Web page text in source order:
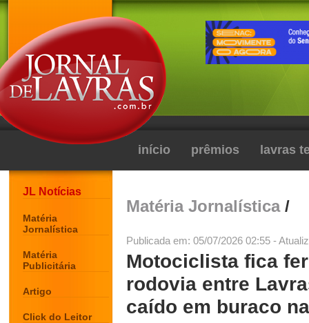
início prêmios lavras
JL Notícias
Matéria
Jornalística
Matéria
Publicitária
Artigo
Click do Leitor
Matéria Jornalística/
Publicada em: 05/07/2026 02:55 -
Motociclista fica
rodovia entre
caído em buraco